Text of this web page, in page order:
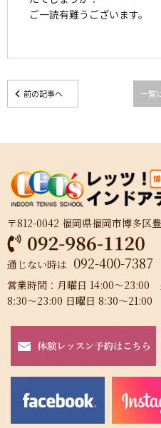
ご一読有難うございます。
前の記事へ 一覧
〒812-0042 福岡県福岡市博多区
通じない時は 092-400-7387
営業時間：月曜日 14:00～23:00
8:30～23:00 日曜日 8:30～21:00